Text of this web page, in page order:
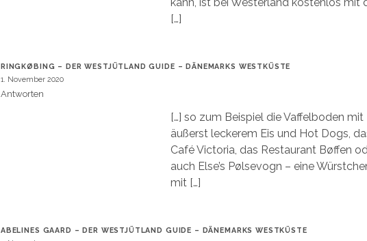
[…]
RINGKØBING – DER WESTJÜTLAND GUIDE – DÄNEMARKS WESTKÜSTE
1. November 2020
Antworten
[…] so zum Beispiel die Vaffelboden mit
äußerst leckerem Eis und Hot Dogs,
Café Victoria, das Restaurant Bøffen
auch Else’s Pølsevogn – eine
mit […]
ABELINES GAARD – DER WESTJÜTLAND GUIDE – DÄNEMARKS WESTKÜSTE